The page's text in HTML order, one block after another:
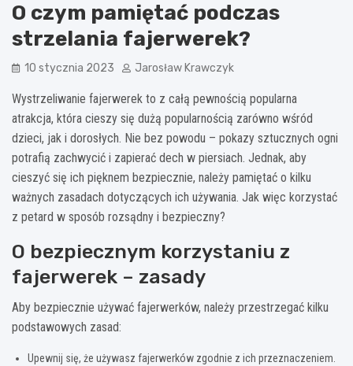
O czym pamiętać podczas
strzelania fajerwerek?
10 stycznia 2023 Jarosław Krawczyk
Wystrzeliwanie fajerwerek to z całą pewnością popularna
atrakcja, która cieszy się dużą popularnością zarówno wśród
dzieci, jak i dorosłych. Nie bez powodu – pokazy sztucznych ogni
potrafią zachwycić i zapierać dech w piersiach. Jednak, aby
cieszyć się ich pięknem bezpiecznie, należy pamiętać o kilku
ważnych zasadach dotyczących ich używania. Jak więc korzystać
z petard w sposób rozsądny i bezpieczny?
O bezpiecznym korzystaniu z
fajerwerek – zasady
Aby bezpiecznie używać fajerwerków, należy przestrzegać kilku
podstawowych zasad:
Upewnij się, że używasz fajerwerków zgodnie z ich przeznaczeniem.